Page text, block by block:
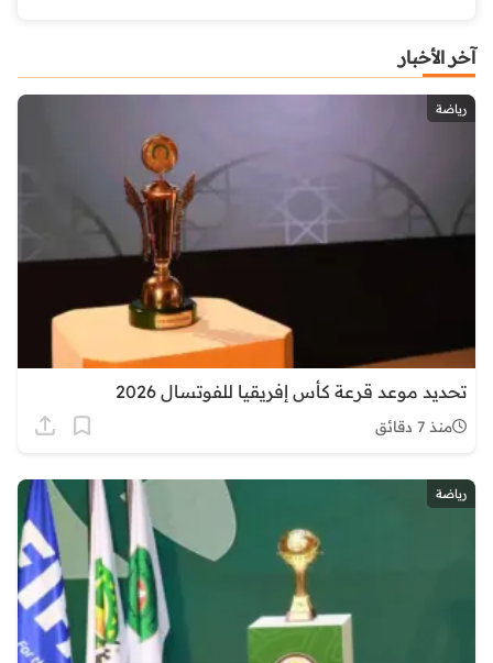
آخر الأخبار
رياضة
تحديد موعد قرعة كأس إفريقيا للفوتسال 2026
منذ 7 دقائق
رياضة